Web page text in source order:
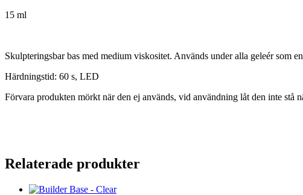
15 ml
Skulpteringsbar bas med medium viskositet. Används under alla geleérsom en
Härdningstid: 60 s, LED
Förvara produkten mörkt när den ej används, vid användning låt den inte stå
Relaterade produkter